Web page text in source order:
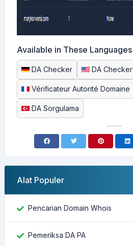
Available in These Languages
DA Checker DA Checker
Vérificateur Autorité Domaine
DA Sorgulama
Alat Populer
Pencarian Domain Whois
Pemeriksa DA PA